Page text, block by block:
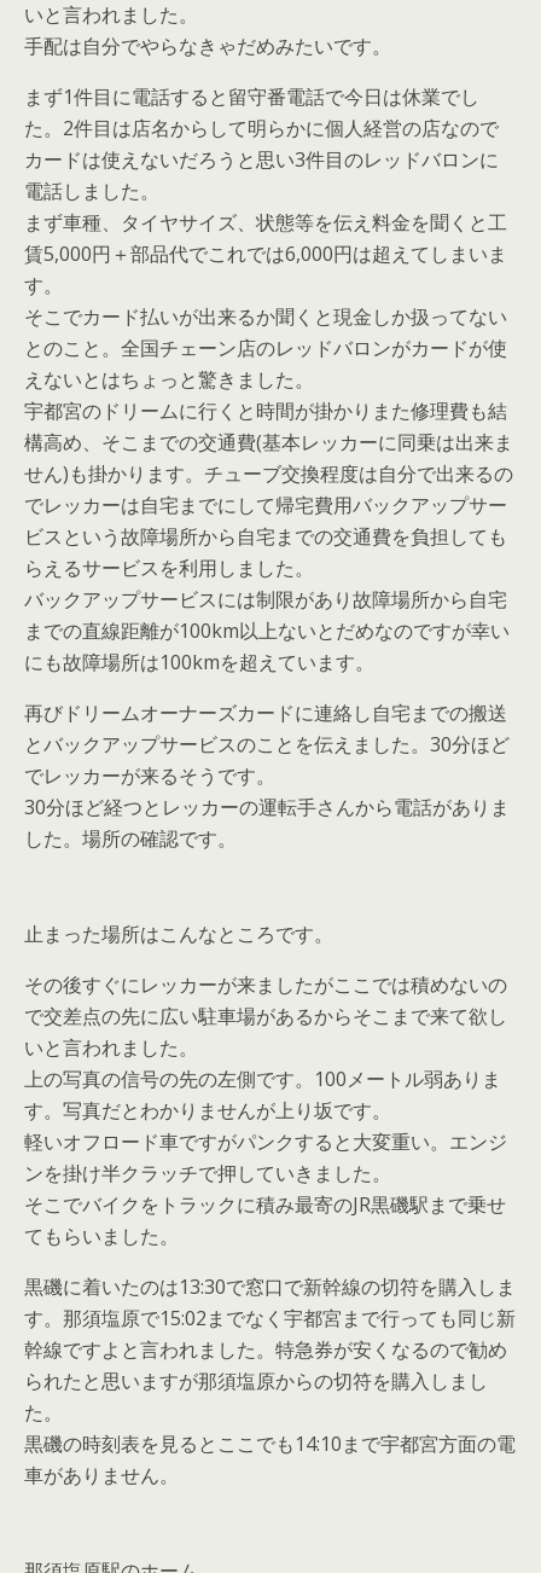
いと言われました。
手配は自分でやらなきゃだめみたいです。
まず1件目に電話すると留守番電話で今日は休業でし
た。2件目は店名からして明らかに個人経営の店なので
カードは使えないだろうと思い3件目のレッドバロンに
電話しました。
まず車種、タイヤサイズ、状態等を伝え料金を聞くと工
賃5,000円＋部品代でこれでは6,000円は超えてしまいま
す。
そこでカード払いが出来るか聞くと現金しか扱ってない
とのこと。全国チェーン店のレッドバロンがカードが使
えないとはちょっと驚きました。
宇都宮のドリームに行くと時間が掛かりまた修理費も結
構高め、そこまでの交通費(基本レッカーに同乗は出来ま
せん)も掛かります。チューブ交換程度は自分で出来るの
でレッカーは自宅までにして帰宅費用バックアップサー
ビスという故障場所から自宅までの交通費を負担しても
らえるサービスを利用しました。
バックアップサービスには制限があり故障場所から自宅
までの直線距離が100km以上ないとだめなのですが幸い
にも故障場所は100kmを超えています。
再びドリームオーナーズカードに連絡し自宅までの搬送
とバックアップサービスのことを伝えました。30分ほど
でレッカーが来るそうです。
30分ほど経つとレッカーの運転手さんから電話がありま
した。場所の確認です。
止まった場所はこんなところです。
その後すぐにレッカーが来ましたがここでは積めないの
で交差点の先に広い駐車場があるからそこまで来て欲し
いと言われました。
上の写真の信号の先の左側です。100メートル弱ありま
す。写真だとわかりませんが上り坂です。
軽いオフロード車ですがパンクすると大変重い。エンジ
ンを掛け半クラッチで押していきました。
そこでバイクをトラックに積み最寄のJR黒磯駅まで乗せ
てもらいました。
黒磯に着いたのは13:30で窓口で新幹線の切符を購入しま
す。那須塩原で15:02までなく宇都宮まで行っても同じ新
幹線ですよと言われました。特急券が安くなるので勧め
られたと思いますが那須塩原からの切符を購入しまし
た。
黒磯の時刻表を見るとここでも14:10まで宇都宮方面の電
車がありません。